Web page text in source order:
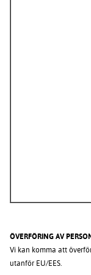
ÖVERFÖRING AV
Vi kan komma att
utanför EU/EES.